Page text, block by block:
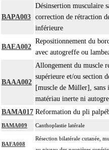
BAPA003
Désinsertion musculaire
correction de rétraction
inférieure
BAEA002
Repositionnement du
avec autogreffe ou
BAAA002
Allongement du muscle
supérieure et/ou section
[muscle de Müller], sans
matériau inerte ni
BAMA017 Reformation du pli
BAMA009 Canthoplastie latérale
BAFA008
Résection bilatérale cutanée,